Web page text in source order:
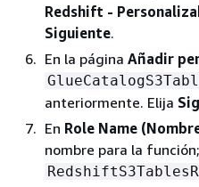
Redshift -
Siguiente.
En la página Añadir
anteriormente. Elija
En Role Name
nombre para la